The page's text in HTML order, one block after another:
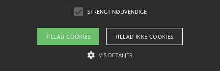
Om / kontakt
Blog Betingelser
STRENGT NØDVENDIGE
TILLAD COOKIES TILLAD IKKE COOKIES
VIS DETALJER